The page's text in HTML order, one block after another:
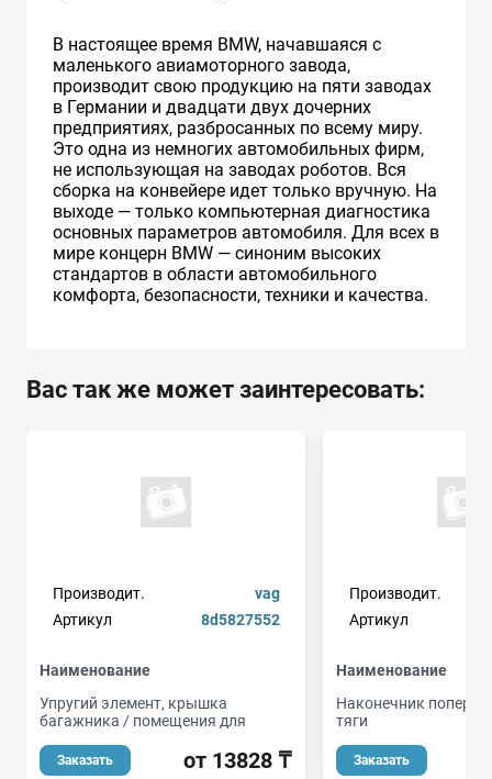
В настоящее время BMW, начавшаяся с
маленького авиамоторного завода,
производит свою продукцию на пяти заводах
в Германии и двадцати двух дочерних
предприятиях, разбросанных по всему миру.
Это одна из немногих автомобильных фирм,
не использующая на заводах роботов. Вся
сборка на конвейере идет только вручную. На
выходе — только компьютерная диагностика
основных параметров автомобиля. Для всех в
мире концерн BMW — синоним высоких
стандартов в области автомобильного
комфорта, безопасности, техники и качества.
Вас так же может заинтересовать:
Производит.
vag
Артикул
8d5827552
Наименование
Упругий элемент, крышка
багажника / помещения для
Заказать от 13828 ₸
Производит.
Артикул
Наименование
Наконечник
тяги
Заказать